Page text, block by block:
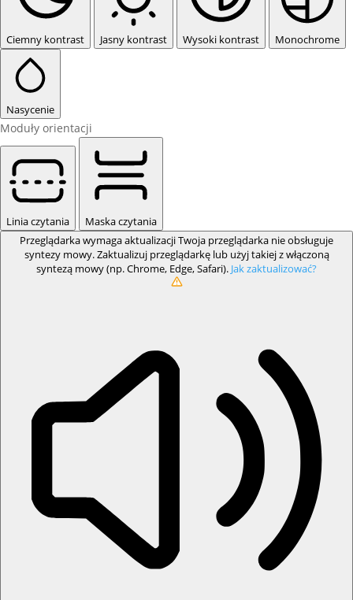
Ciemny kontrast Jasny kontrast Wysoki kontrast Monochrome
Nasycenie
Moduły orientacji
Linia czytania
Maska czytania
Przeglądarka wymaga aktualizacjiTwoja przeglądarka nie obsługuje
syntezy mowy. Zaktualizuj przeglądarkę lub użyj takiej z włączoną
syntezą mowy (np. Chrome, Edge, Safari). Jak zaktualizować?